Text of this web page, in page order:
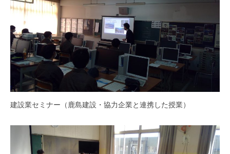
建設業セミナー（鹿島建設・協力企業と連携した授業）